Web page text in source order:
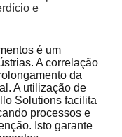
e
é um
A correlação
da
A utilização de
Solutions facilita
processos e
Isto garante